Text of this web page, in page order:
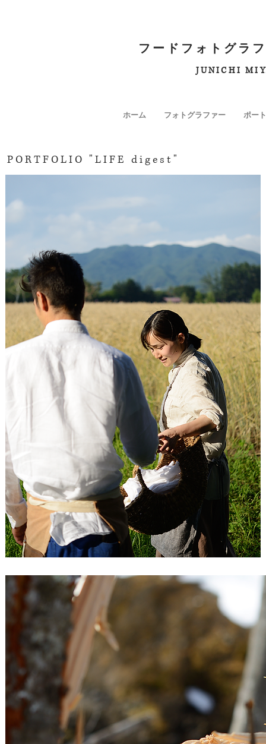
フードフォトグラ
JUNICHI
ホーム フォトグラファー ポー
PORTFOLIO "LIFE digest"